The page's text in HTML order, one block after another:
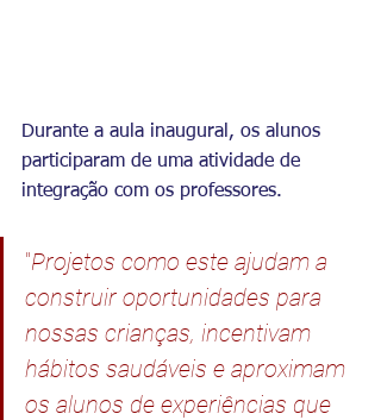
Durante a aula inaugural, os alunos
participaram de uma atividade de
integração com os professores.
"Projetos como este ajudam a
construir oportunidades para
nossas crianças, incentivam
hábitos saudáveis e aproximam
os alunos de experiências que